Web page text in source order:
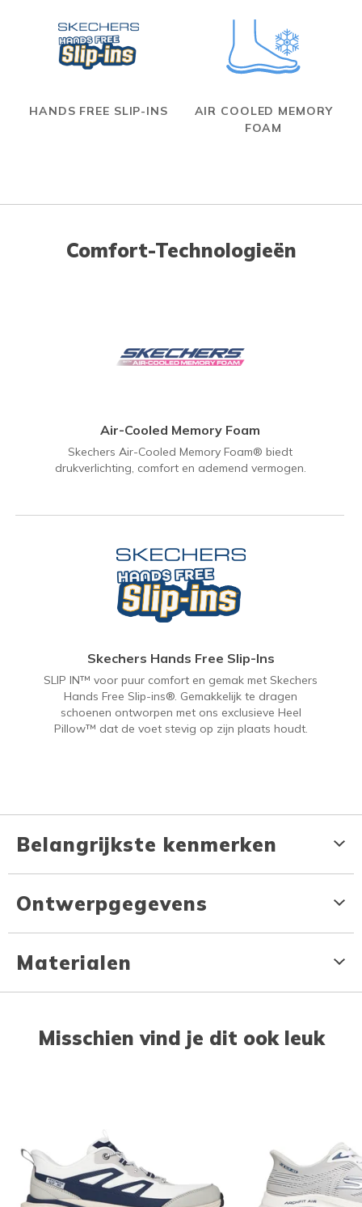
HANDS FREE SLIP-INS
AIR COOLED MEMORY
FOAM
Comfort-Technologieën
Air-Cooled Memory Foam
Skechers Air-Cooled Memory Foam® biedt
drukverlichting, comfort en ademend vermogen.
Skechers Hands Free Slip-Ins
SLIP IN™ voor puur comfort en gemak met Skechers
Hands Free Slip-ins®. Gemakkelijk te dragen
schoenen ontworpen met ons exclusieve Heel
Pillow™ dat de voet stevig op zijn plaats houdt.
Belangrijkste kenmerken
Ontwerpgegevens
Materialen
Misschien vind je dit ook leuk